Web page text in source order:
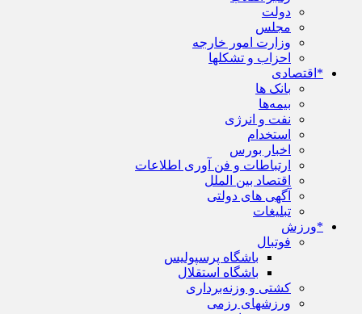
دولت
مجلس
وزارت امور خارجه
احزاب و تشکلها
*اقتصادی
بانک ها
بیمه‌ها
نفت و انرژی
استخدام
اخبار بورس
ارتباطات و فن آوری اطلاعات
اقتصاد بین الملل
آگهی های دولتی
تبلیغات
*ورزش
فوتبال
باشگاه پرسپولیس
باشگاه استقلال
کشتی و وزنه‌برداری
ورزشهای رزمی